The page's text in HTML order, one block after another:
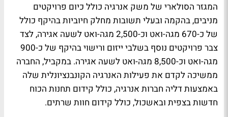
המגזר הסולארי של משק אנרגיה כולל כיום פרויקטים
מניבים, בהקמה ובעלי תשובות מחלק חיוביות בהיקף כולל
של כ-670 מגה-ואט וכ-2,500 מגה-ואט לשעה אגירה, לצד
צבר פרויקטים נוסף בשלבי ייזום ורישוי בהיקף של כ-900
מגה-ואט וכ-8,500 מגה-ואט לשעה אגירה. במקביל, החברה
ממשיכה לקדם את פעילות האנרגיה הקונבנציונלית שלה
באמצעות דליה חברות אנרגיה, כולל קידום תחנות הכוח
חדשות בצפית ובאשכול, כולל קידום חוות שרתים.